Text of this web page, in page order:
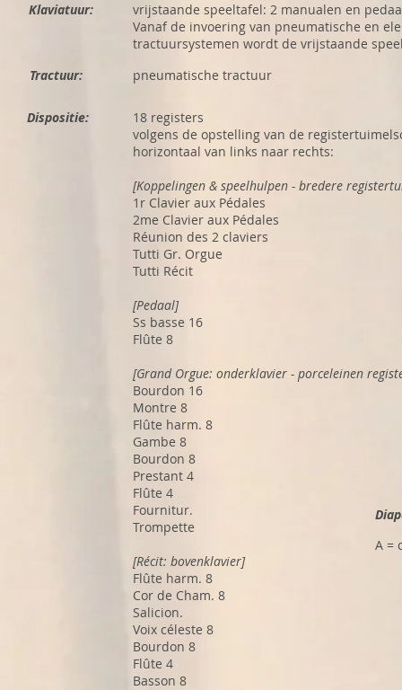
vrijstaande speeltafel: 2 manualen en
Vanaf de invoering van pneumatische en
tractuursystemen wordt de vrijstaande
Klaviatuur:
pneumatische tractuur
Tractuur:
Dispositie:
18 registers
volgens de opstelling van de
horizontaal van links naar rechts:
[Koppelingen & speelhulpen - bredere
1r Clavier aux Pédales
2me Clavier aux Pédales
Réunion des 2 claviers
Tutti Gr. Orgue
Tutti Récit
[Pedaal]
Ss basse 16
Flûte 8
[Grand Orgue: onderklavier - porceleinen
Bourdon 16
Montre 8
Flûte harm. 8
Gambe 8
Bourdon 8
Prestant 4
Flûte 4
Fournitur.
Trompette
[Récit: bovenklavier]
Flûte harm. 8
Cor de Cham. 8
Salicion.
Voix céleste 8
Bourdon 8
Flûte 4
Basson 8
A =